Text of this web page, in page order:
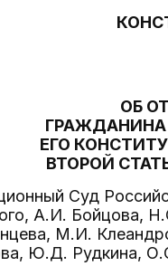
ОБ
ГРАЖДАНИНА
ЕГО
ВТОРОЙ
Суд
А.И. Бойцова,
М.И.
Ю.Д. Рудкина,